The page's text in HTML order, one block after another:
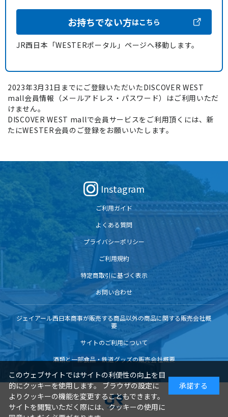
お持ちでない方はこちら
JR西日本「WESTERポータル」ページへ移動します。
2023年3月31日までにご登録いただいたDISCOVER WEST
mall会員情報（メールアドレス・パスワード）はご利用いただ
けません。
DISCOVER WEST mallで会員サービスをご利用頂くには、新
たにWESTER会員のご登録をお願いいたします。
Instagram
ご利用ガイド
よくある質問
プライバシーポリシー
ご利用規約
特定商取引に基づく表示
お問い合わせ
ジェイアール西日本商事が販売する商品以外の商品に関する販売会社概
要
サイトのご利用について
酒類と一部食品・鉄道グッズの販売会社概要
このウェブサイトではサイトの利便性の向上を目
的にクッキーを使用します。 ブラウザの設定に
よりクッキーの機能を変更することもできます。
サイトを閲覧いただく際には、クッキーの使用に
承諾する